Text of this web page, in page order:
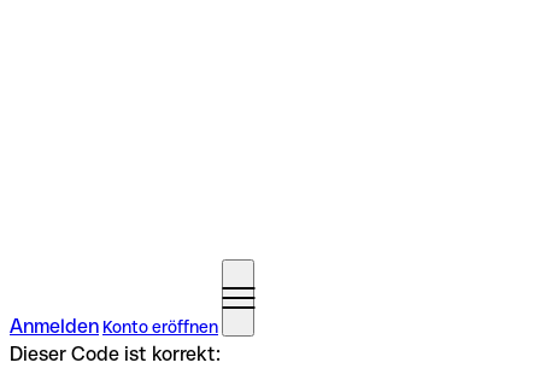
Anmelden Konto eröffnen
Dieser Code ist korrekt: